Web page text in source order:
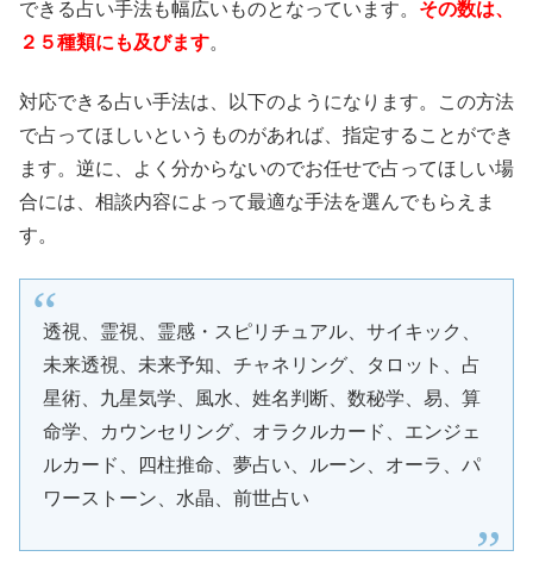
できる占い手法も幅広いものとなっています。 その数は、
２５種類にも及びます。
対応できる占い手法は、以下のようになります。この方法
で占ってほしいというものがあれば、指定することができ
ます。逆に、よく分からないのでお任せで占ってほしい場
合には、相談内容によって最適な手法を選んでもらえま
す。
透視、霊視、霊感・スピリチュアル、サイキック、
未来透視、未来予知、チャネリング、タロット、占
星術、九星気学、風水、姓名判断、数秘学、易、算
命学、カウンセリング、オラクルカード、エンジェ
ルカード、四柱推命、夢占い、ルーン、オーラ、パ
ワーストーン、水晶、前世占い